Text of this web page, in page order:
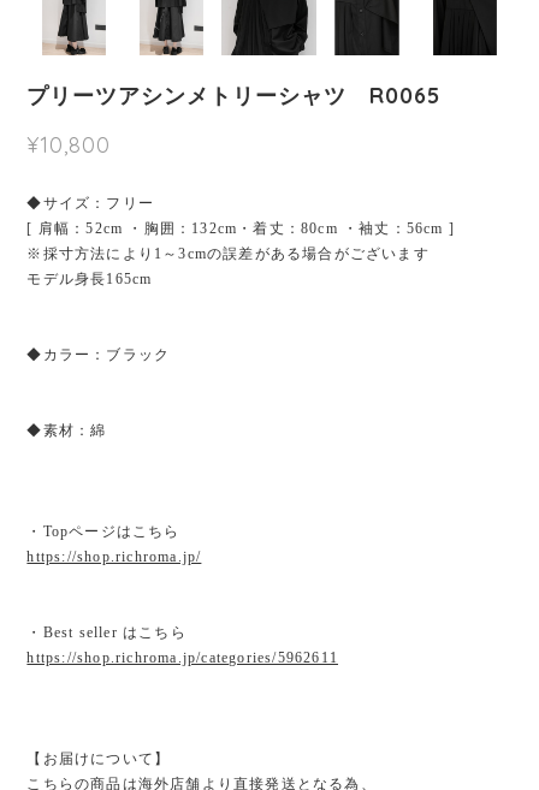
プリーツアシンメトリーシャツ R0065
¥10,800
◆サイズ：フリー
[ 肩幅：52cm ・胸囲：132cm・着丈：80cm ・袖丈：56cm ]
※採寸方法により1～3cmの誤差がある場合がございます
モデル身長165cm
◆カラー：ブラック
◆素材：綿
・Topページはこちら
https://shop.richroma.jp/
・Best seller はこちら
https://shop.richroma.jp/categories/5962611
【お届けについて】
こちらの商品は海外店舗より直接発送となる為、